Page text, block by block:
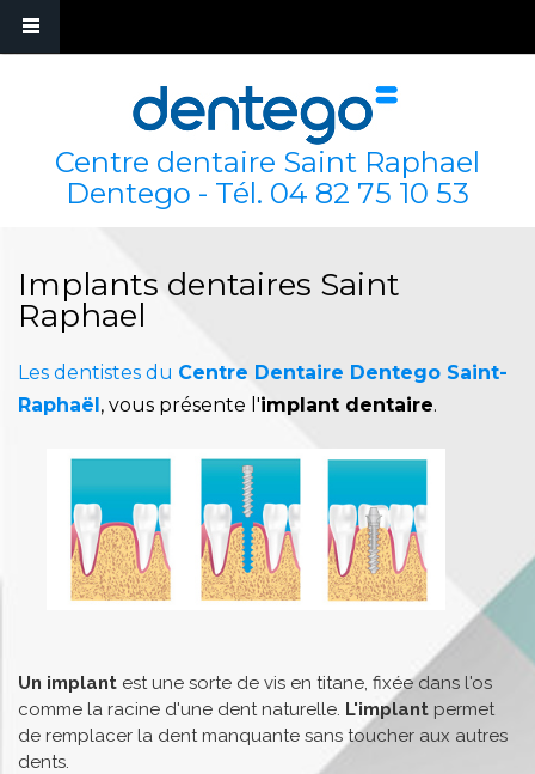
Centre dentaire Saint Raphael
Dentego - Tél. 04 82 75 10 53
Implants dentaires Saint
Raphael
Les dentistes du Centre Dentaire Dentego Saint-
Raphaël, vous présente l'implant dentaire.
Un implant est une sorte de vis en titane, fixée dans l'os
comme la racine d'une dent naturelle. L'implant permet
de remplacer la dent manquante sans toucher aux autres
dents.